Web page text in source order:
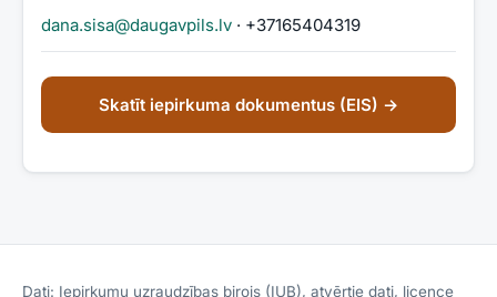
dana.sisa@daugavpils.lv · +37165404319
Skatīt iepirkuma dokumentus (EIS) →
Dati: Iepirkumu uzraudzības birojs (IUB), atvērtie dati, licence